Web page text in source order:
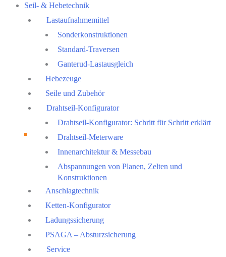
Seil- & Hebetechnik
Lastaufnahmemittel
Sonderkonstruktionen
Standard-Traversen
Ganterud-Lastausgleich
Hebezeuge
Seile und Zubehör
Drahtseil-Konfigurator
Drahtseil-Konfigurator: Schritt für Schritt erklärt
Drahtseil-Meterware
Innenarchitektur & Messebau
Abspannungen von Planen, Zelten und
Konstruktionen
Anschlagtechnik
Ketten-Konfigurator
Ladungssicherung
PSAGA – Absturzsicherung
Service